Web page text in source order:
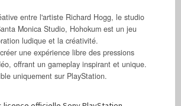
entre l'artiste Richard Hogg, le studio
Monica Studio, Hohokum est un jeu
ludique et la créativité.
une expérience libre des pressions
offrant un gameplay inspirant et unique.
uniquement sur PlayStation.